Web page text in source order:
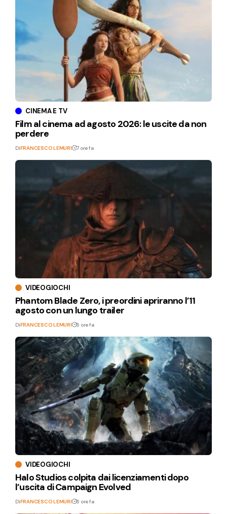
CINEMA E TV
Film al cinema ad agosto 2026: le uscite da non
perdere
DiFRANCESCO LEMURI 7 ore fa
VIDEOGIOCHI
Phantom Blade Zero, i preordini apriranno l’11
agosto con un lungo trailer
DiFRANCESCO LEMURI 6 ore fa
VIDEOGIOCHI
Halo Studios colpita dai licenziamenti dopo
l’uscita di Campaign Evolved
DiFRANCESCO LEMURI 6 ore fa